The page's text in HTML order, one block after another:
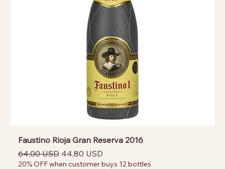
Faustino Rioja Gran Reserva 2016
Prezzo regolare
64,00 USD Prezzo scontato
44,80 USD
20% OFF when customer buys 12 bottles